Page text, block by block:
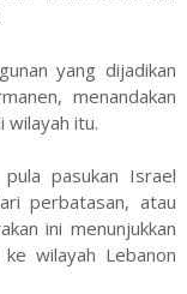
yang dijadikan
menandakan
wilayah itu.
pasukan Israel
perbatasan, atau
ini menunjukkan
wilayah Lebanon